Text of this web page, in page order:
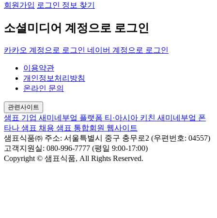
회원가입 로그인 정보 찾기
소셜미디어 계정으로 로그인
카카오 계정으로 로그인 네이버 계정으로 로그인
이용약관
개인정보처리방침
온라인 문의
관련사이트
샘표 기업 새미네부엌 플랫폼 티·아시아 키친 새미네부엌 폰
타나 샘표 채용 샘표 통합회원 웹사이트
샘표식품㈜ 주소: 서울특별시 중구 충무로2 (우편번호: 04557)
고객지원실: 080-996-7777 (평일 9:00-17:00)
Copyright © 샘표식품, All Rights Reserved.